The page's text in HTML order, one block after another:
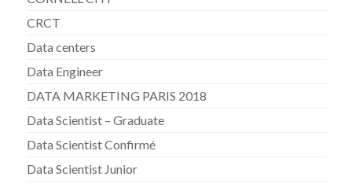
CRCT
Data centers
Data Engineer
DATA MARKETING PARIS 2018
Data Scientist – Graduate
Data Scientist Confirmé
Data Scientist Junior